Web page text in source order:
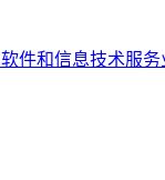
软件和信息技术服